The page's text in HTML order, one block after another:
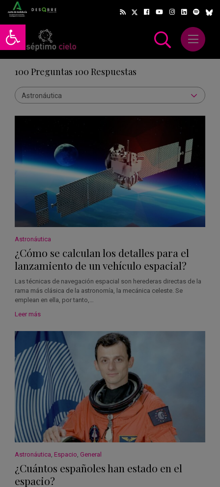
Abrir barra de herramientas
Abrir
100 Preguntas 100 Respuestas
Astronáutica
Astronáutica
¿Cómo se calculan los detalles para el
lanzamiento de un vehículo espacial?
Las técnicas de navegación espacial son herederas directas de la
rama más clásica de la astronomía, la mecánica celeste. Se
emplean en ella, por tanto,…
Leer más
Astronáutica Espacio General
¿Cuántos españoles han estado en el
espacio?